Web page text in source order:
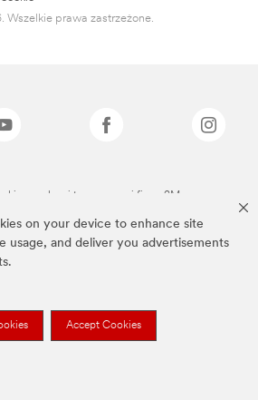
on your device to enhance site
usage, and deliver you advertisements
Accept Cookies
prawa zastrzeżone.
są znakami towarowymi firmy 3M.